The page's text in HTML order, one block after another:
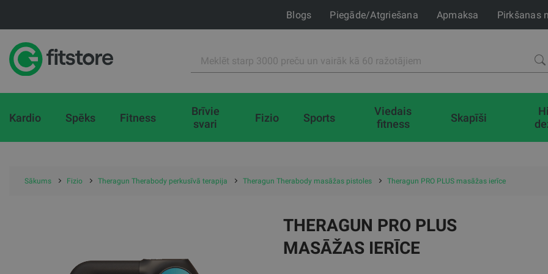
Blogs Piegāde/Atgriešana Apmaksa Pirkšanas
Kardio Spēks Fitness
Brīvie
svari
Fizio Sports
Viedais
fitness
Skapīši
Sākums Fizio Theragun Therabody perkusīvā terapija Theragun Therabody masāžas pistoles Theragun PRO PLUS masāžas ierīce
THERAGUN PRO PLUS
MASĀŽAS IERĪCE